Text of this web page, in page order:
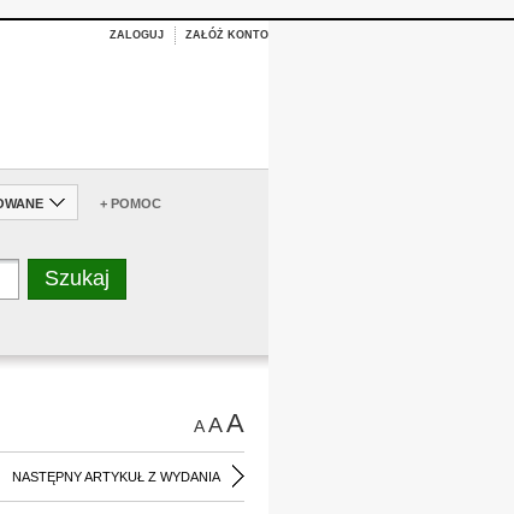
ZALOGUJ ZAŁÓŻ KONTO
+ POMOC
AAA
NASTĘPNY ARTYKUŁ Z WYDANIA